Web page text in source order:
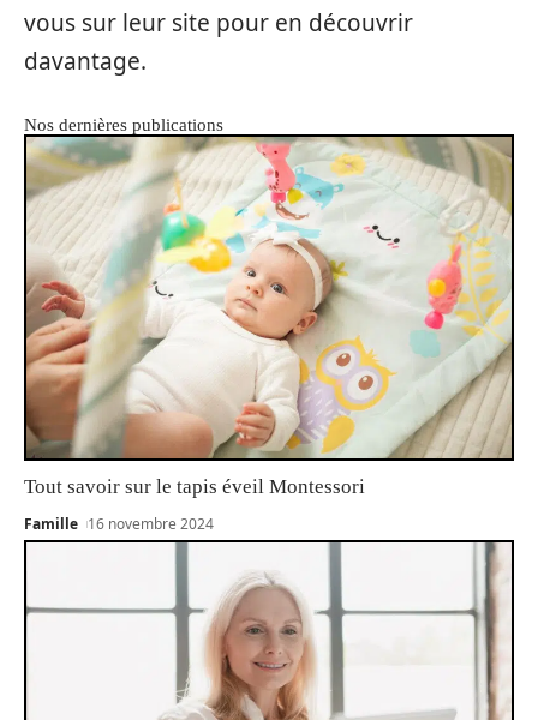
vous sur leur site pour en découvrir
davantage.
Nos dernières publications
Tout savoir sur le tapis éveil Montessori
Famille 16 novembre 2024